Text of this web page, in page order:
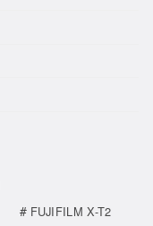
FUJIFILM X-T2